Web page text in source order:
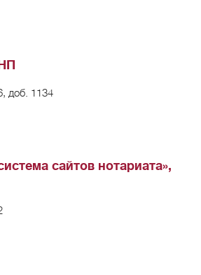
доб. 1134
сайтов нотариата»,